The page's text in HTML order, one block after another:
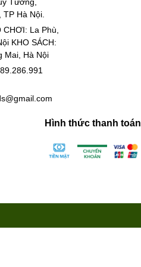
Hà Nội.
CHƠI: La Phù,
KHO SÁCH:
Mai, Hà Nội
Hình thức thanh toán